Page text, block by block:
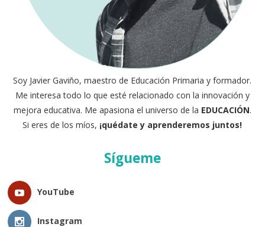
Soy Javier Gaviño, maestro de Educación Primaria y formador.
Me interesa todo lo que esté relacionado con la innovación y
mejora educativa. Me apasiona el universo de la EDUCACIÓN.
Si eres de los míos, ¡quédate y aprenderemos juntos!
Sígueme
YouTube
Instagram